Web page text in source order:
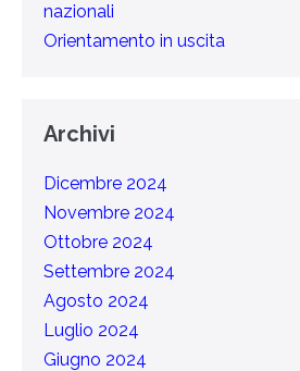
nazionali
Orientamento in uscita
Archivi
Dicembre 2024
Novembre 2024
Ottobre 2024
Settembre 2024
Agosto 2024
Luglio 2024
Giugno 2024